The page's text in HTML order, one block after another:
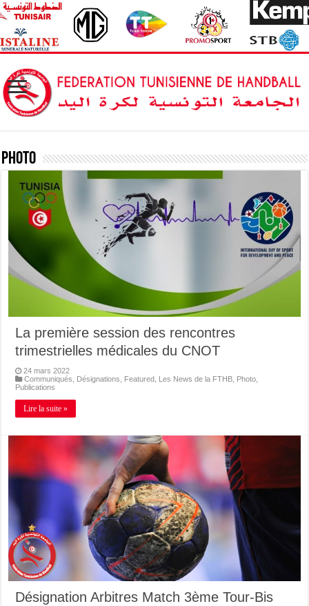
Photo
La première session des rencontres
trimestrielles médicales du CNOT
24 mars 2022
Communiqués
Désignations Featured Les News de la FTHB Photo
Publications
Lire la suite »
Désignation Arbitres Match 3ème Tour-Bis